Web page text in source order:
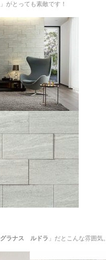
」がとっても素敵です！
グラナス ルドラ 」だとこんな雰囲気。